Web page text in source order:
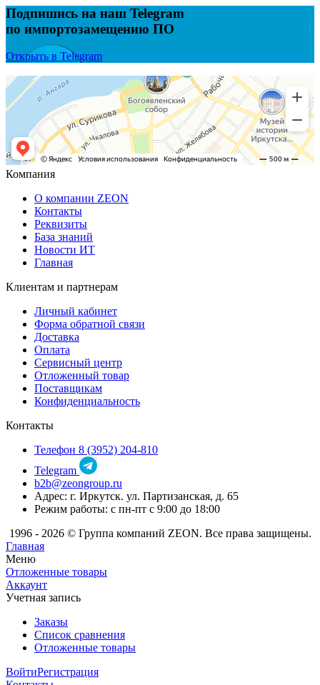
Подпишись на наш Telegram
по импортозамещению ПО
Открыть в Telegram
Компания
О компании ZEON
Контакты
Реквизиты
База знаний
Новости ИТ
Главная
Клиентам и партнерам
Личный кабинет
Форма обратной связи
Доставка
Оплата
Сервисный центр
Отложенный товар
Поставщикам
Конфиденциальность
Контакты
Телефон 8 (3952) 204-810
Telegram
b2b@zeongroup.ru
Адрес: г. Иркутск. ул. Партизанская, д. 65
Режим работы: с пн-пт с 9:00 до 18:00
1996 - 2026 © Группа компаний ZEON. Все права защищены.
Главная
Меню
Отложенные товары
Аккаунт
Учетная запись
Заказы
Список сравнения
Отложенные товары
ВойтиРегистрация